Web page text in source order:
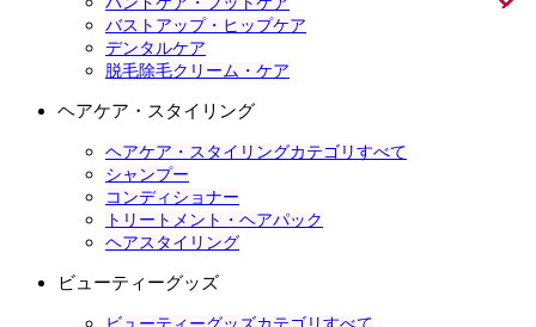
バストアップ・ヒップケア
デンタルケア
脱毛除毛クリーム・ケア
ヘアケア・スタイリング
ヘアケア・スタイリングカテゴリすべて
シャンプー
コンディショナー
トリートメント・ヘアパック
ヘアスタイリング
ビューティーグッズ